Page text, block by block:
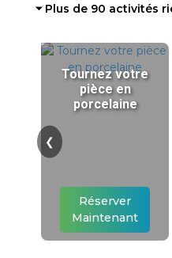
⏷ Plus de 90 activités
Tournez votre
pièce en
porcelaine
Réserver
Maintenant
❮